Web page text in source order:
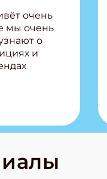
очень
мы очень
о
и
и
игра